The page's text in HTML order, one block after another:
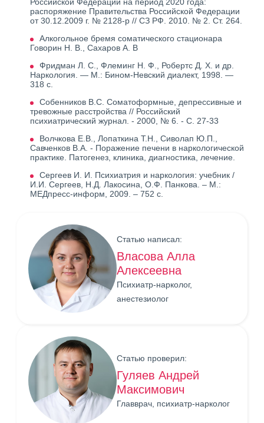
Российской Федерации на период 2020 года:
распоряжение Правительства Российской Федерации
от 30.12.2009 г. № 2128-р // СЗ РФ. 2010. № 2. Ст. 264.
Алкогольное бремя соматического стационара
Говорин Н. В., Сахаров А. В
Фридман Л. С., Флеминг Н. Ф., Робертс Д. Х. и др.
Наркология. — М.: Бином-Невский диалект, 1998. —
318 с.
Собенников В.С. Соматоформные, депрессивные и
тревожные расстройства // Российский
психиатрический журнал. - 2000, № 6. - С. 27-33
Волчкова Е.В., Лопаткина Т.Н., Сиволап Ю.П.,
Савченков В.А. - Поражение печени в наркологической
практике. Патогенез, клиника, диагностика, лечение.
Сергеев И. И. Психиатрия и наркология: учебник /
И.И. Сергеев, Н.Д. Лакосина, О.Ф. Панкова. – М.:
МЕДпресс-информ, 2009. – 752 с.
Статью написал:
Власова Алла
Алексеевна
Психиатр-нарколог,
анестезиолог
Статью проверил:
Гуляев Андрей
Максимович
Главврач, психиатр-нарколог